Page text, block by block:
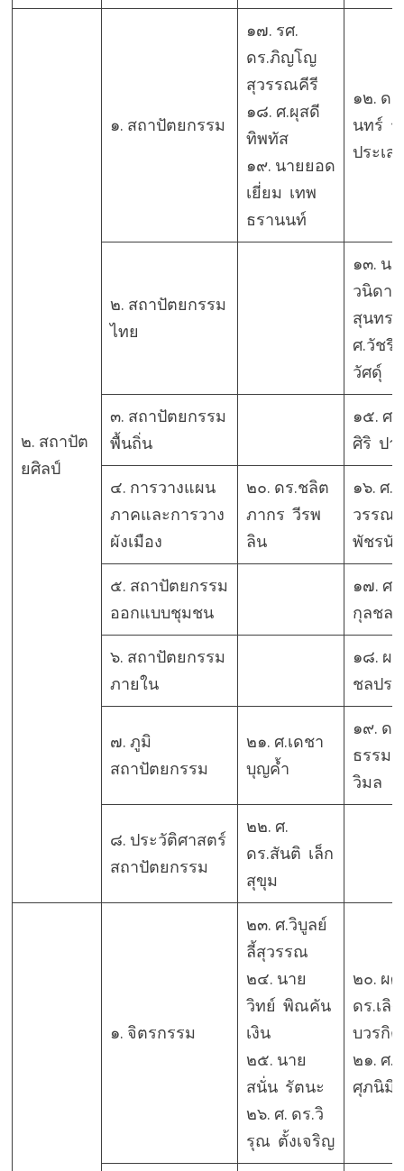
๒. สถาปัต
ยศิลป์
๑. สถาปัตยกรรม
๑๗. รศ.
ดร.ภิญโญ
สุวรรณคีรี
๑๘. ศ.ผุสดี
ทิพทัส
๑๙. นายยอด
เยี่ยม เทพ
ธรานนท์
๑๒. ดร
นทร์ ร
ประเส
๒. สถาปัตยกรรม
ไทย
๑๓. นา
วนิดา
สุนทร
ศ.วัชรี
วัศดุ์
๓. สถาปัตยกรรม
พื้นถิ่น
๑๕. ศ.
ศิริ ป
๔. การวางแผน
ภาคและการวาง
ผังเมือง
๒๐. ดร.ชลิต
ภากร วีรพ
ลิน
๑๖. ศ.
วรรณ
พัชรนั
๕. สถาปัตยกรรม
ออกแบบชุมชน
๑๗. ศ.
กุลชล
๖. สถาปัตยกรรม
ภายใน
๑๘. ผ
ชลประ
๗. ภูมิ
สถาปัตยกรรม
๒๑. ศ.เดชา
บุญค้ำ
๑๙. ด
ธรรม
วิมล
๘. ประวัติศาสตร์
สถาปัตยกรรม
๒๒. ศ.
ดร.สันติ เล็ก
สุขุม
๑. จิตรกรรม
๒๓. ศ.วิบูลย์
ลี้สุวรรณ
๒๔. นาย
วิทย์ พิณคัน
เงิน
๒๕. นาย
สนั่น รัตนะ
๒๖. ศ. ดร.วิ
รุณ ตั้งเจริญ
๒๐. ผศ.
ดร.เลิ
บวรกิ
๒๑. ศ
ศุภนิมิ